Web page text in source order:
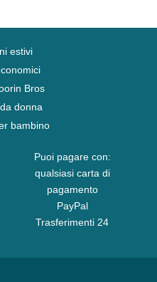
estivi
Bros
donna
bambino
Puoi pagare con:
qualsiasi carta di
pagamento
PayPal
Trasferimenti 24